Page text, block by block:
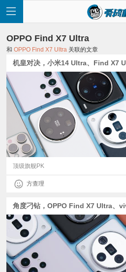
首
快
讯
测
频
OPPO Find X7 Ultra
和OPPO Find X7 Ultra 关联的文章
顶级旗舰PK
方查理